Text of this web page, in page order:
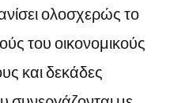
ολοσχερώς το
του οικονομικούς
και δεκάδες